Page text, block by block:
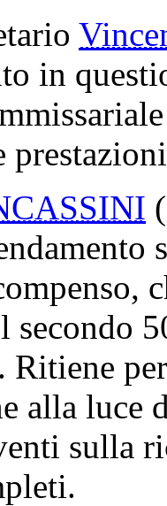
in
secondo
alla luce
sulla